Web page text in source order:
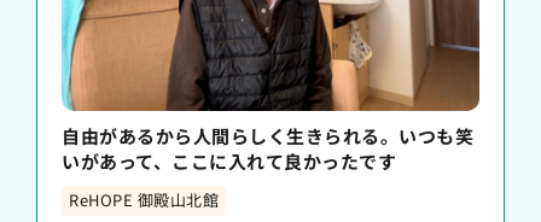
自由があるから人間らしく生きられる。いつも笑
いがあって、ここに入れて良かったです
ReHOPE 御殿山北館